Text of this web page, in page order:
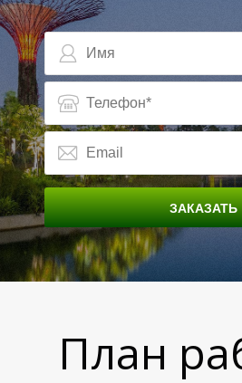
Н
ЗАКАЗАТЬ
План